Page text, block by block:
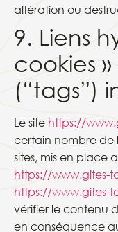
altération ou
9. Liens
cookies
(“tags”)
Le site https://
certain nombre de
sites, mis en place
https://www.gites-
https://www.gites-
vérifier le contenu
en conséquence